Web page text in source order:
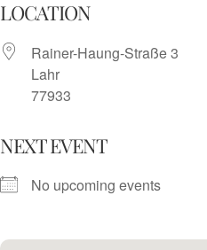
Skip
content
LOCATION
Rainer-Haung-Straße 3
Lahr
77933
NEXT EVENT
No upcoming events